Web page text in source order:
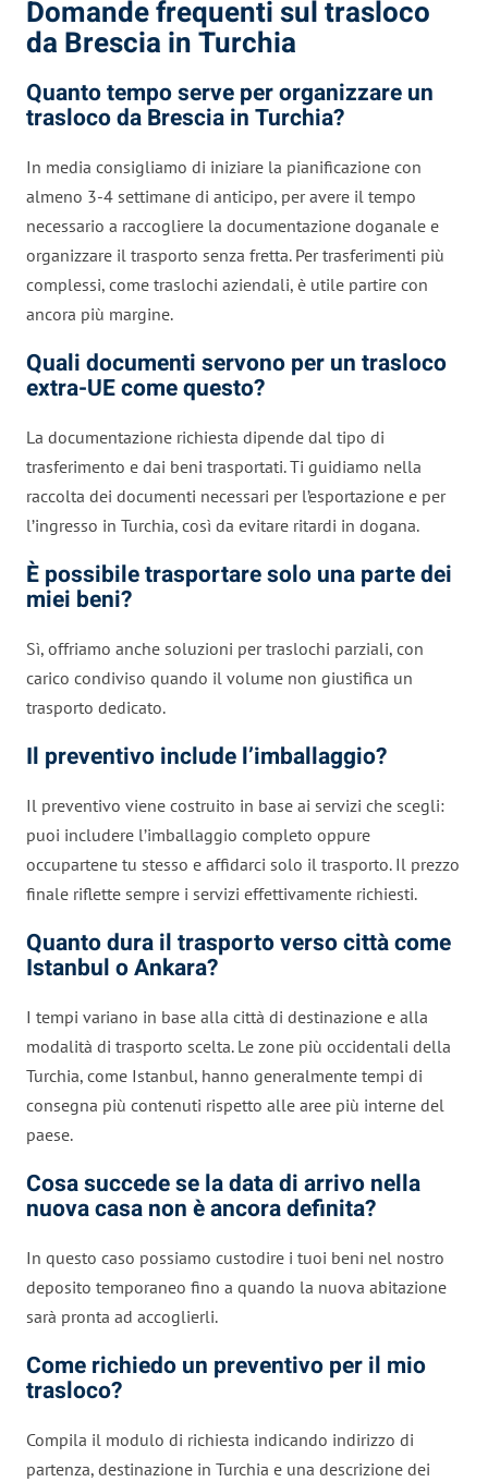
Domande frequenti sul trasloco
da Brescia in Turchia
Quanto tempo serve per organizzare un
trasloco da Brescia in Turchia?
In media consigliamo di iniziare la pianificazione con
almeno 3-4 settimane di anticipo, per avere il tempo
necessario a raccogliere la documentazione doganale e
organizzare il trasporto senza fretta. Per trasferimenti più
complessi, come traslochi aziendali, è utile partire con
ancora più margine.
Quali documenti servono per un trasloco
extra-UE come questo?
La documentazione richiesta dipende dal tipo di
trasferimento e dai beni trasportati. Ti guidiamo nella
raccolta dei documenti necessari per l’esportazione e per
l’ingresso in Turchia, così da evitare ritardi in dogana.
È possibile trasportare solo una parte dei
miei beni?
Sì, offriamo anche soluzioni per traslochi parziali, con
carico condiviso quando il volume non giustifica un
trasporto dedicato.
Il preventivo include l’imballaggio?
Il preventivo viene costruito in base ai servizi che scegli:
puoi includere l’imballaggio completo oppure
occupartene tu stesso e affidarci solo il trasporto. Il prezzo
finale riflette sempre i servizi effettivamente richiesti.
Quanto dura il trasporto verso città come
Istanbul o Ankara?
I tempi variano in base alla città di destinazione e alla
modalità di trasporto scelta. Le zone più occidentali della
Turchia, come Istanbul, hanno generalmente tempi di
consegna più contenuti rispetto alle aree più interne del
paese.
Cosa succede se la data di arrivo nella
nuova casa non è ancora definita?
In questo caso possiamo custodire i tuoi beni nel nostro
deposito temporaneo fino a quando la nuova abitazione
sarà pronta ad accoglierli.
Come richiedo un preventivo per il mio
trasloco?
Compila il modulo di richiesta indicando indirizzo di
partenza, destinazione in Turchia e una descrizione dei